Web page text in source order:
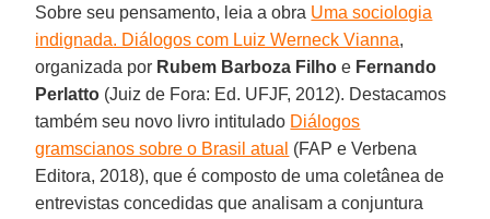
Sobre seu pensamento, leia a obra Uma sociologia
indignada. Diálogos com Luiz Werneck Vianna,
organizada por Rubem Barboza Filho e Fernando
Perlatto (Juiz de Fora: Ed. UFJF, 2012). Destacamos
também seu novo livro intitulado Diálogos
gramscianos sobre o Brasil atual (FAP e Verbena
Editora, 2018), que é composto de uma coletânea de
entrevistas concedidas que analisam a conjuntura